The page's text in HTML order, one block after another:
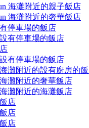
海灘附近的親子飯店
海灘附近的奢華飯店
停車場的飯店
有停車場的飯店
有停車場的飯店
灘附近的設有廚房的
灘附近的奢華飯店
灘附近的海灘飯店
店
店
店